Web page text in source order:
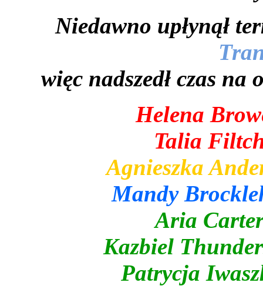
Niedawno upłynął
więc nadszedł czas na
Helena
Talia
Agnieszka
Mandy
Aria
Kazbiel
Patrycja